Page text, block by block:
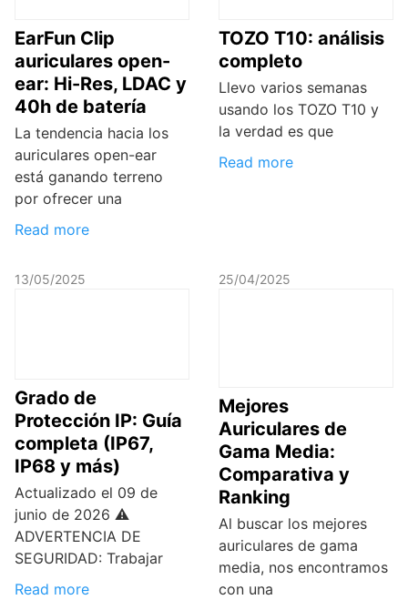
EarFun Clip
auriculares open-
ear: Hi-Res, LDAC y
40h de batería
La tendencia hacia los
auriculares open-ear
está ganando terreno
por ofrecer una
Read more
TOZO T10: análisis
completo
Llevo varios semanas
usando los TOZO T10 y
la verdad es que
Read more
13/05/2025
Grado de
Protección IP: Guía
completa (IP67,
IP68 y más)
Actualizado el 09 de
junio de 2026 ⚠️
ADVERTENCIA DE
SEGURIDAD: Trabajar
Read more
25/04/2025
Mejores
Auriculares de
Gama Media:
Comparativa y
Ranking
Al buscar los mejores
auriculares de gama
media, nos encontramos
con una